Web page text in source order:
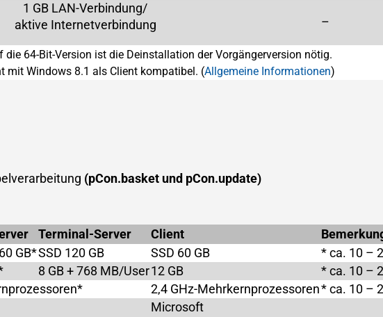
1 GB LAN-Verbindung/
aktive Internetverbindung
–
die 64-Bit-Version ist die Deinstallation der Vorgängerversion nötig.
mit Windows 8.1 als Client kompatibel. (Allgemeine Informationen)
(pCon.basket und pCon.update)
Terminal-Server Client
GB*SSD 120 GB SSD 60 GB
* ca. 10 –
8 GB + 768 MB/User12 GB
* ca. 10 –
2,4 GHz-Mehrkernprozessoren* ca. 10 –
Microsoft